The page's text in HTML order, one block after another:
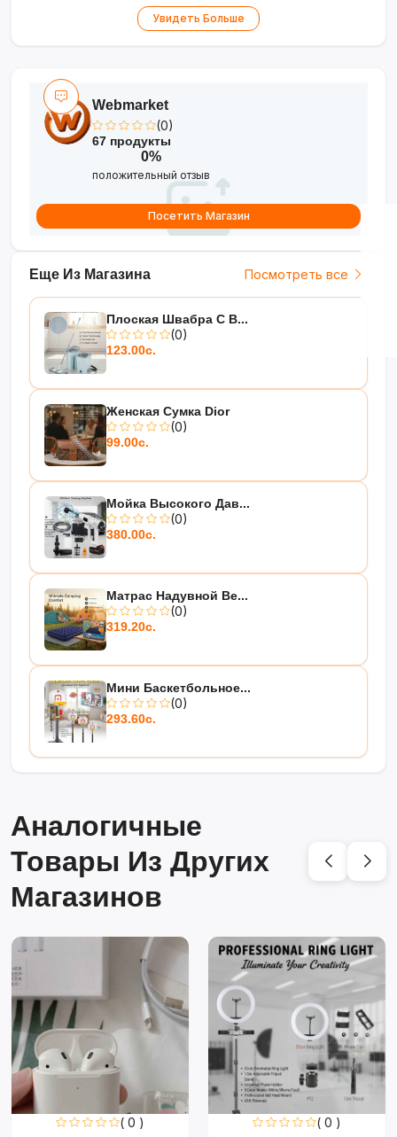
Элегантный аксессуар для повседневного
Увидеть Больше
Еще Из Магазина Посмотреть все
Плоская Швабра С В...
(0)
123.00с.
Женская Сумка Dior
(0)
99.00с.
Мойка Высокого Дав...
(0)
380.00с.
Матрас Надувной Be...
(0)
319.20с.
Мини Баскетбольное...
(0)
293.60с.
Webmarket
(0)
67 продукты
0%
положительный отзыв
Посетить Магазин
Аналогичные
Товары Из Других
Магазинов
( 0 ) ( 0 )